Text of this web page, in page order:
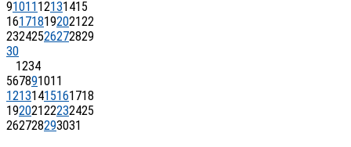
91011 12131415
16171819202122
23242526272829
30
1234
567891011
12131415161718
19202122232425
262728293031